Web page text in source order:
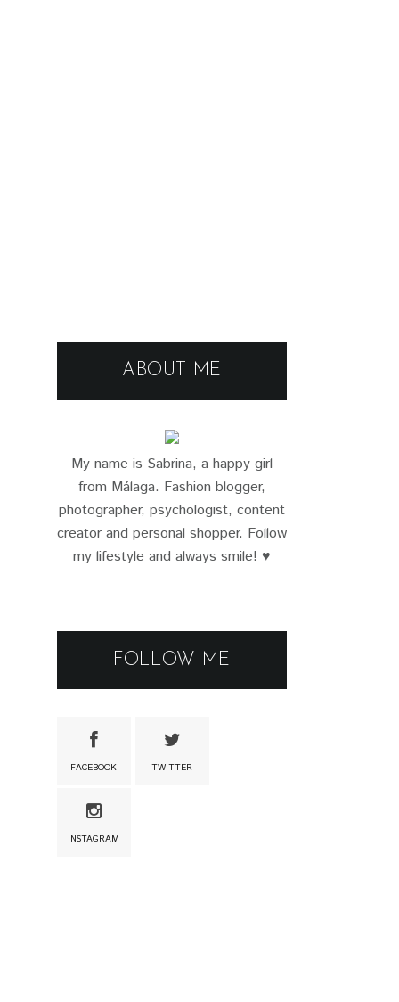
ABOUT ME
My name is Sabrina, a happy girl
from Málaga. Fashion blogger,
photographer, psychologist, content
creator and personal shopper. Follow
my lifestyle and always smile! ♥
FOLLOW ME
FACEBOOK TWITTER
INSTAGRAM